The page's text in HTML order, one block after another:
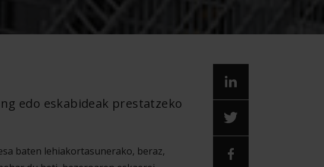
edo eskabideak prestatzeko
baten lehiakortasunerako, beraz,